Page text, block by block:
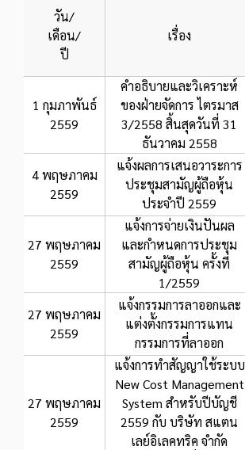
วัน/
เดือน/
ปี
เรื่อง
1 กุมภาพันธ์
2559
คำอธิบายและวิเคราะห์
ของฝ่ายจัดการ ไตรมาส
3/2558 สิ้นสุดวันที่ 31
ธันวาคม 2558
4 พฤษภาคม
2559
แจ้งผลการเสนอวาระการ
ประชุมสามัญผู้ถือหุ้น
ประจำปี 2559
27 พฤษภาคม
2559
แจ้งการจ่ายเงินปันผล
และกำหนดการประชุม
สามัญผู้ถือหุ้น ครั้งที่
1/2559
27 พฤษภาคม
2559
แจ้งกรรมการลาออกและ
แต่งตั้งกรรมการแทน
กรรมการที่ลาออก
27 พฤษภาคม
2559
แจ้งการทำสัญญาใช้ระบบ
New Cost Management
System สำหรับปีบัญชี
2559 กับ บริษัท สแตน
เลย์อิเลคทริค จำกัด